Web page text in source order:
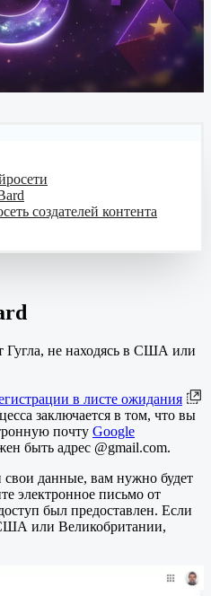
создателей контента
Гугла, не находясь в США или
в листе ожидания
заключается в том, что вы
почту Google
быть адрес @gmail.com.
данные, вам нужно будет
электронное письмо от
был предоставлен. Если
или Великобритании,